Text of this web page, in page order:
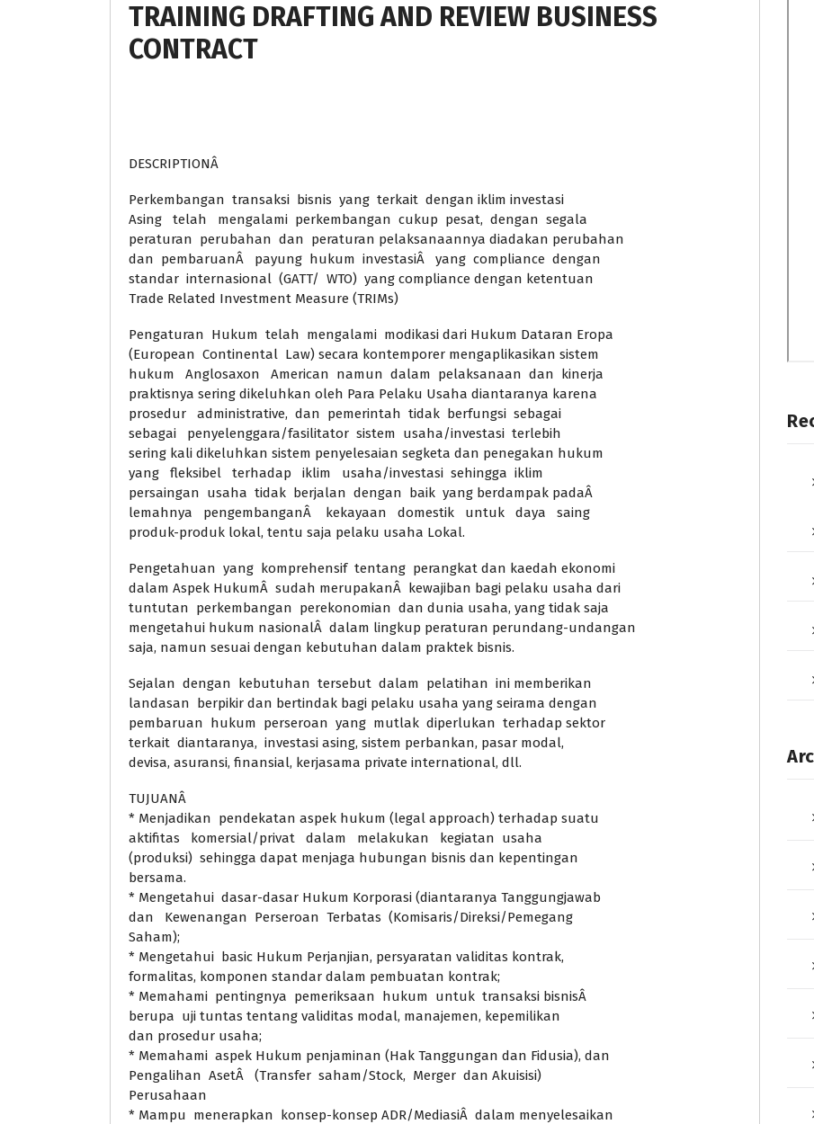
TRAINING DRAFTING AND REVIEW BUSINESS
CONTRACT
DESCRIPTIONÂ
Perkembangan transaksi bisnis yang terkait dengan iklim investasi
Asing telah mengalami perkembangan cukup pesat, dengan segala
peraturan perubahan dan peraturan pelaksanaannya diadakan perubahan
dan pembaruanÂ payung hukum investasiÂ yang compliance dengan
standar internasional (GATT/ WTO) yang compliance dengan ketentuan
Trade Related Investment Measure (TRIMs)
Pengaturan Hukum telah mengalami modikasi dari Hukum Dataran Eropa
(European Continental Law) secara kontemporer mengaplikasikan sistem
hukum Anglosaxon American namun dalam pelaksanaan dan kinerja
praktisnya sering dikeluhkan oleh Para Pelaku Usaha diantaranya karena
prosedur administrative, dan pemerintah tidak berfungsi sebagai
sebagai penyelenggara/fasilitator sistem usaha/investasi terlebih
sering kali dikeluhkan sistem penyelesaian segketa dan penegakan hukum
yang fleksibel terhadap iklim usaha/investasi sehingga iklim
persaingan usaha tidak berjalan dengan baik yang berdampak padaÂ
lemahnya pengembanganÂ kekayaan domestik untuk daya saing
produk-produk lokal, tentu saja pelaku usaha Lokal.
Pengetahuan yang komprehensif tentang perangkat dan kaedah ekonomi
dalam Aspek HukumÂ sudah merupakanÂ kewajiban bagi pelaku usaha dari
tuntutan perkembangan perekonomian dan dunia usaha, yang tidak saja
mengetahui hukum nasionalÂ dalam lingkup peraturan perundang-undangan
saja, namun sesuai dengan kebutuhan dalam praktek bisnis.
Sejalan dengan kebutuhan tersebut dalam pelatihan ini memberikan
landasan berpikir dan bertindak bagi pelaku usaha yang seirama dengan
pembaruan hukum perseroan yang mutlak diperlukan terhadap sektor
terkait diantaranya, investasi asing, sistem perbankan, pasar modal,
devisa, asuransi, finansial, kerjasama private international, dll.
TUJUANÂ
* Menjadikan pendekatan aspek hukum (legal approach) terhadap suatu
aktifitas komersial/privat dalam melakukan kegiatan usaha
(produksi) sehingga dapat menjaga hubungan bisnis dan kepentingan
bersama.
* Mengetahui dasar-dasar Hukum Korporasi (diantaranya Tanggungjawab
dan Kewenangan Perseroan Terbatas (Komisaris/Direksi/Pemegang
Saham);
* Mengetahui basic Hukum Perjanjian, persyaratan validitas kontrak,
formalitas, komponen standar dalam pembuatan kontrak;
* Memahami pentingnya pemeriksaan hukum untuk transaksi bisnisÂ
berupa uji tuntas tentang validitas modal, manajemen, kepemilikan
dan prosedur usaha;
* Memahami aspek Hukum penjaminan (Hak Tanggungan dan Fidusia), dan
Pengalihan AsetÂ (Transfer saham/Stock, Merger dan Akuisisi)
Perusahaan
* Mampu menerapkan konsep-konsep ADR/MediasiÂ dalam menyelesaikan